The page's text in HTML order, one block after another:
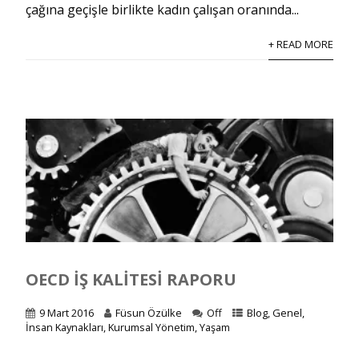
çağına geçişle birlikte kadın çalışan oranında...
+ READ MORE
OECD İŞ KALITESI RAPORU
9 Mart 2016 Füsun Özülke Off Blog,Genel,
İnsan Kaynakları,Kurumsal Yönetim,Yaşam